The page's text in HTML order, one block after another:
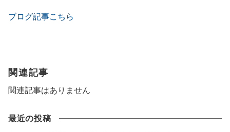
ブログ記事こちら
関連記事
関連記事はありません
最近の投稿